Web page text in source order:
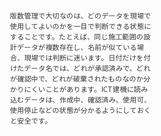
版数管理で大切なのは、どのデータを現場で
使用してよいのかを一目で判断できる状態に
することです。たとえば、同じ施工範囲の設
計データが複数存在し、名前が似ている場
合、現場では判断に迷います。日付だけを付
けたデータ名では、どれが承認済みで、どれ
が確認中で、どれが破棄されたものなのか分
かりにくいことがあります。ICT建機に読み
込むデータは、作成中、確認済み、使用可、
使用停止などの状態が分かるようにしておく
と安全です。